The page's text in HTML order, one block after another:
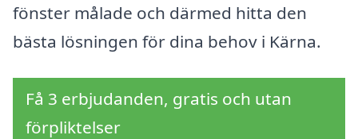
fönster målade och därmed hitta den
bästa lösningen för dina behov i Kärna.
Få 3 erbjudanden, gratis och utan
förpliktelser